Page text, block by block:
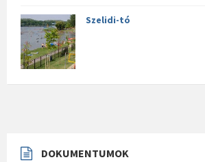
Szelidi-tó
DOKUMENTUMOK